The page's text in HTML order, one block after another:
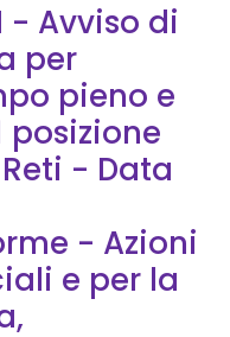
E Per
- Avviso di
per
pieno e
- Data
- Azioni
e per la